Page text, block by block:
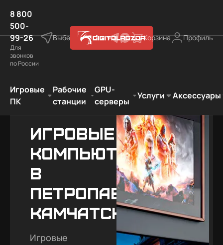
8 800
500-
99-26
Для
звонков
по России
Выберите город Корзина Профиль
Игровые
ПК
Рабочие
станции
GPU-
серверы
Услуги Аксессуары
Игровые
компьютеры
в
Петропавловске-
Камчатском
Игровые